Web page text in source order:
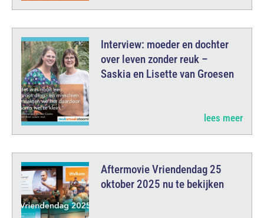
Interview: moeder en dochter
over leven zonder reuk –
Saskia en Lisette van Groesen
lees meer
Aftermovie Vriendendag 25
oktober 2025 nu te bekijken